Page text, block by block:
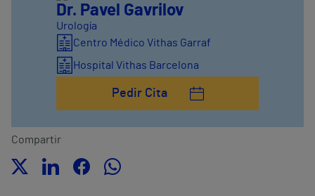
Dr. Pavel Gavrilov
Urología
Centro Médico Vithas Garraf
Hospital Vithas Barcelona
Pedir Cita
Compartir